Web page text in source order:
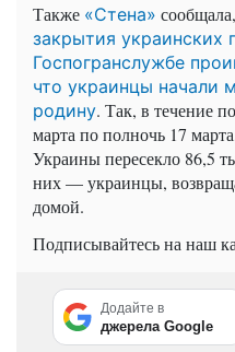
Также «Стена»
закрытия украинских
Госпогранслужбе
что украинцы начали
родину. Так, в течение
марта по полночь 17
Украины пересекло 86,5
них — украинцы,
домой.
Подписывайтесь на наш
Додайте в
джерела Google